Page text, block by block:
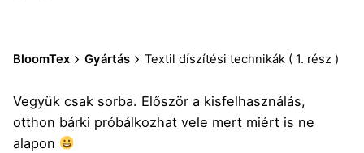
BloomTex Gyártás Textil díszítési technikák ( 1. rész )
Vegyük csak sorba. Először a kisfelhasználás,
otthon bárki próbálkozhat vele mert miért is ne
alapon